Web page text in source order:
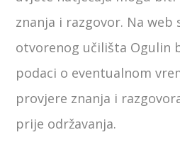
znanja i razgovor. Na web
otvorenog učilišta Ogulin
podaci o eventualnom
provjere znanja i
prije održavanja.